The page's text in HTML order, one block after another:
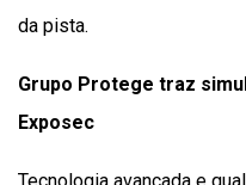
da pista.
Grupo Protege traz
Exposec
Tecnologia avançada e